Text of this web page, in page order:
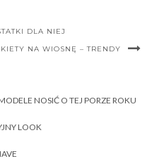
DLA NIEJ
NA WIOSNĘ – TRENDY
NOSIĆ O TEJ PORZE ROKU
LOOK